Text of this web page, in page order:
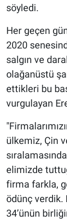
söyledi.
Her geçen
2020
salgın ve
olağanüstü
ettikleri bu
vurgulayan
ülkemiz, Çin
elimizde
firma farkla,
ödünç verdik.
34’ünün